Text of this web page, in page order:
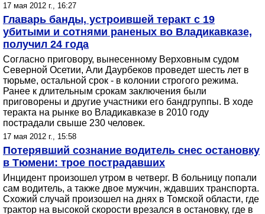
17 мая 2012 г., 16:27
Главарь банды, устроившей теракт с 19
убитыми и сотнями раненых во Владикавказе,
получил 24 года
Согласно приговору, вынесенному Верховным судом
Северной Осетии, Али Даурбеков проведет шесть лет в
тюрьме, остальной срок - в колонии строгого режима.
Ранее к длительным срокам заключения были
приговорены и другие участники его бандгруппы. В ходе
теракта на рынке во Владикавказе в 2010 году
пострадали свыше 230 человек.
17 мая 2012 г., 15:58
Потерявший сознание водитель снес остановку
в Тюмени: трое пострадавших
Инцидент произошел утром в четверг. В больницу попали
сам водитель, а также двое мужчин, ждавших транспорта.
Схожий случай произошел на днях в Томской области, где
трактор на высокой скорости врезался в остановку, где в